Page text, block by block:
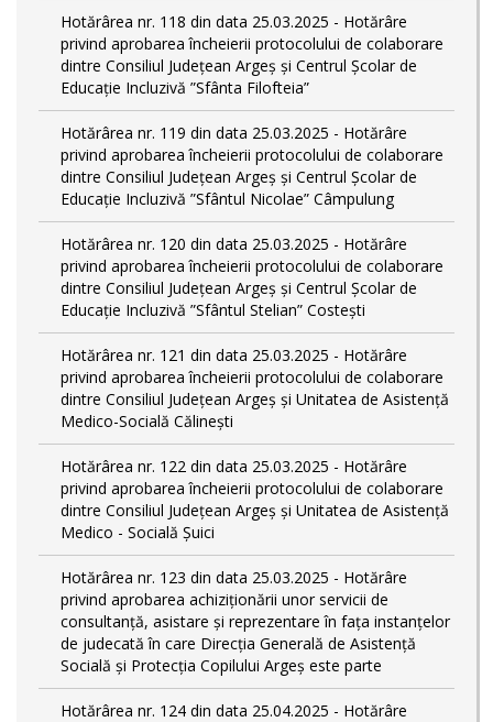
Hotărârea nr. 118 din data 25.03.2025 - Hotărâre
privind aprobarea încheierii protocolului de colaborare
dintre Consiliul Județean Argeș și Centrul Școlar de
Educație Incluzivă ”Sfânta Filofteia”
Hotărârea nr. 119 din data 25.03.2025 - Hotărâre
privind aprobarea încheierii protocolului de colaborare
dintre Consiliul Județean Argeș și Centrul Școlar de
Educație Incluzivă ”Sfântul Nicolae” Câmpulung
Hotărârea nr. 120 din data 25.03.2025 - Hotărâre
privind aprobarea încheierii protocolului de colaborare
dintre Consiliul Județean Argeș și Centrul Școlar de
Educație Incluzivă ”Sfântul Stelian” Costești
Hotărârea nr. 121 din data 25.03.2025 - Hotărâre
privind aprobarea încheierii protocolului de colaborare
dintre Consiliul Județean Argeș și Unitatea de Asistență
Medico-Socială Călinești
Hotărârea nr. 122 din data 25.03.2025 - Hotărâre
privind aprobarea încheierii protocolului de colaborare
dintre Consiliul Județean Argeș și Unitatea de Asistență
Medico - Socială Șuici
Hotărârea nr. 123 din data 25.03.2025 - Hotărâre
privind aprobarea achiziționării unor servicii de
consultanță, asistare și reprezentare în fața instanțelor
de judecată în care Direcția Generală de Asistență
Socială și Protecția Copilului Argeș este parte
Hotărârea nr. 124 din data 25.04.2025 - Hotărâre